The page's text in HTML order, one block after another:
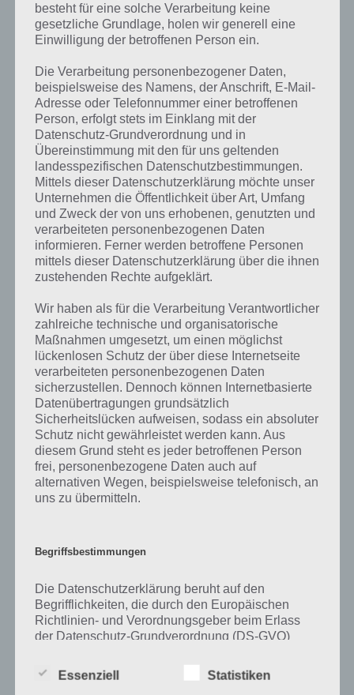
Kurze Begriffserklärung zur Lösung
Kokosnuss
Kokosnuss ist die Lösung für das tägliche Rätsel am 12.9.2020 in 4
Bilder 1 Wort, doch welche Bedeutung hat dieses eigentlich und was
bestimmten Lösungen präsentieren wir daher auch immer eine
kurze Begriffserklärung!
Zu Kokosnuss haben wir zunächst keine weiteren Informationen
parat!
Auf WhatsApp teilen Teilen auf Facebook
Tweet auf Twitter
besteht für eine solche Verarbeitung keine
gesetzliche Grundlage, holen wir generell eine
Einwilligung der betroffenen Person ein.
Die Verarbeitung personenbezogener Daten,
beispielsweise des Namens, der Anschrift, E-Mail-
Adresse oder Telefonnummer einer betroffenen
Person, erfolgt stets im Einklang mit der
Datenschutz-Grundverordnung und in
Übereinstimmung mit den für uns geltenden
landesspezifischen Datenschutzbestimmungen.
Mittels dieser Datenschutzerklärung möchte unser
Unternehmen die Öffentlichkeit über Art, Umfang
und Zweck der von uns erhobenen, genutzten und
verarbeiteten personenbezogenen Daten
informieren. Ferner werden betroffene Personen
mittels dieser Datenschutzerklärung über die ihnen
zustehenden Rechte aufgeklärt.
Wir haben als für die Verarbeitung Verantwortlicher
zahlreiche technische und organisatorische
Maßnahmen umgesetzt, um einen möglichst
lückenlosen Schutz der über diese Internetseite
verarbeiteten personenbezogenen Daten
sicherzustellen. Dennoch können Internetbasierte
Datenübertragungen grundsätzlich
Sicherheitslücken aufweisen, sodass ein absoluter
Schutz nicht gewährleistet werden kann. Aus
diesem Grund steht es jeder betroffenen Person
frei, personenbezogene Daten auch auf
alternativen Wegen, beispielsweise telefonisch, an
uns zu übermitteln.
Begriffsbestimmungen
Die Datenschutzerklärung beruht auf den
Begrifflichkeiten, die durch den Europäischen
Richtlinien- und Verordnungsgeber beim Erlass
der Datenschutz-Grundverordnung (DS-GVO)
soll sowohl für die Öffentlichkeit als auch für
unsere Kunden und Geschäftspartner einfach
Essenziell Statistiken